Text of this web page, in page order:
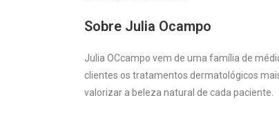
Sobre Julia Ocampo
Julia OCcampo vem de uma família de
clientes os tratamentos dermatológicos
valorizar a beleza natural de cada paciente.